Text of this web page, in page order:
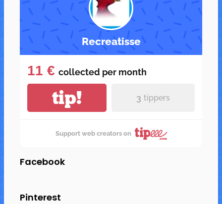
Recreatisse
11 € collected per month
tip! 3 tippers
Support web creators on
Facebook
Pinterest